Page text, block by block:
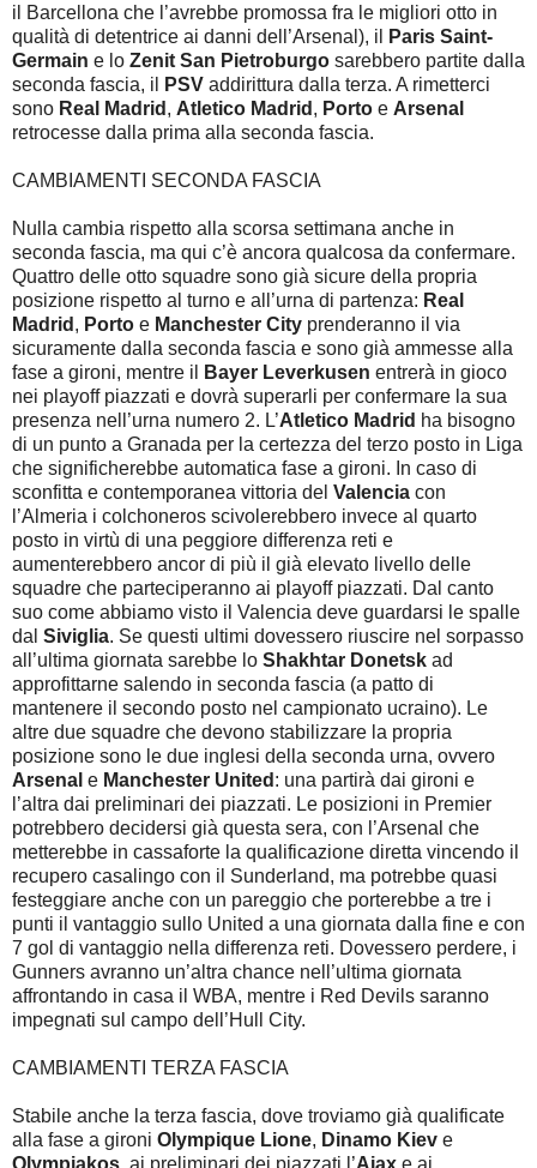
il Barcellona che l’avrebbe promossa fra le migliori otto in
qualità di detentrice ai danni dell’Arsenal), il
Paris Saint-
Germain e lo Zenit San Pietroburgo sarebbero partite dalla
seconda fascia, il
PSV addirittura dalla terza. A rimetterci
sono Real Madrid , Atletico Madrid , Porto e Arsenal
retrocesse dalla prima alla seconda fascia.
CAMBIAMENTI SECONDA FASCIA
Nulla cambia rispetto alla scorsa settimana anche in
seconda fascia, ma qui c’è ancora qualcosa da confermare.
Quattro delle otto squadre sono già sicure della propria
posizione rispetto al turno e all’urna di partenza: Real
Madrid , Porto e Manchester City prenderanno il via
sicuramente dalla seconda fascia e sono già ammesse alla
fase a gironi, mentre il
Bayer Leverkusen entrerà in gioco
nei playoff piazzati e dovrà superarli per confermare la sua
presenza nell’urna numero 2. L’Atletico Madrid ha bisogno
di un punto a Granada per la certezza del terzo posto in Liga
che significherebbe automatica fase a gironi. In caso di
sconfitta e contemporanea vittoria del Valencia con
l’Almeria i colchoneros scivolerebbero invece al quarto
posto in virtù di una peggiore differenza reti e
aumenterebbero ancor di più il già elevato livello delle
squadre che parteciperanno ai playoff piazzati. Dal canto
suo come abbiamo visto il Valencia deve guardarsi le spalle
dal Siviglia. Se questi ultimi dovessero riuscire nel sorpasso
all’ultima giornata sarebbe lo Shakhtar Donetsk ad
approfittarne salendo in seconda fascia (a patto di
mantenere il secondo posto nel campionato ucraino). Le
altre due squadre che devono stabilizzare la propria
posizione sono le due inglesi della seconda urna, ovvero
Arsenal e Manchester United : una partirà dai gironi e
l’altra dai preliminari dei piazzati. Le posizioni in Premier
potrebbero decidersi già questa sera, con l’Arsenal che
metterebbe in cassaforte la qualificazione diretta vincendo il
recupero casalingo con il Sunderland, ma potrebbe quasi
festeggiare anche con un pareggio che porterebbe a tre i
punti il vantaggio sullo United a una giornata dalla fine e con
7 gol di vantaggio nella differenza reti. Dovessero perdere, i
Gunners avranno un’altra chance nell’ultima giornata
affrontando in casa il WBA, mentre i Red Devils saranno
impegnati sul campo dell’Hull City.
CAMBIAMENTI TERZA FASCIA
Stabile anche la terza fascia, dove troviamo già qualificate
alla fase a gironi Olympique Lione, Dinamo Kiev e
Olympiakos , ai preliminari dei piazzati l’Ajax e ai